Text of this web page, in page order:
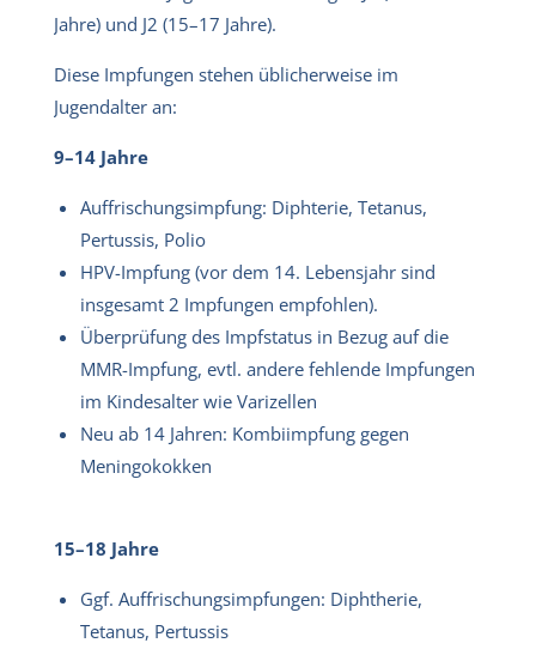
Jahre) und J2 (15–17 Jahre).
Diese Impfungen stehen üblicherweise im
Jugendalter an:
9–14 Jahre
Auffrischungsimpfung: Diphterie, Tetanus,
Pertussis, Polio
HPV-Impfung (vor dem 14. Lebensjahr sind
insgesamt 2 Impfungen empfohlen).
Überprüfung des Impfstatus in Bezug auf die
MMR-Impfung, evtl. andere fehlende Impfungen
im Kindesalter wie Varizellen
Neu ab 14 Jahren: Kombiimpfung gegen
Meningokokken
15–18 Jahre
Ggf. Auffrischungsimpfungen: Diphtherie,
Tetanus, Pertussis